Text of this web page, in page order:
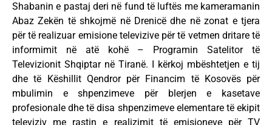
Shabanin e pastaj deri në fund të luftës me kameramanin
Abaz Zekën të shkojmë në Drenicë dhe në zonat e tjera
për të realizuar emisione televizive për të vetmen dritare të
informimit në atë kohë – Programin Satelitor të
Televizionit Shqiptar në Tiranë. I kërkoj mbështetjen e tij
dhe të Këshillit Qendror për Financim të Kosovës për
mbulimin e shpenzimeve për blerjen e kasetave
profesionale dhe të disa shpenzimeve elementare të ekipit
televiziv me rastin e realizimit të emisioneve për TV